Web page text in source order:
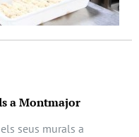
a Montmajor
seus murals a